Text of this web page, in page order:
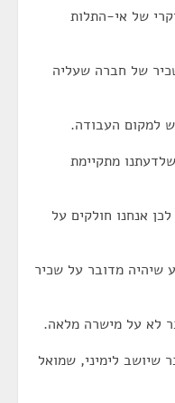
של אי-התלות
של חברה שעליה
למקום העבודה.
מתקיימת
אנחנו חולקים על
שיהיה מדובר על שכיר
לא על מישרה מלאה.
שיושב לימיני, שמואל